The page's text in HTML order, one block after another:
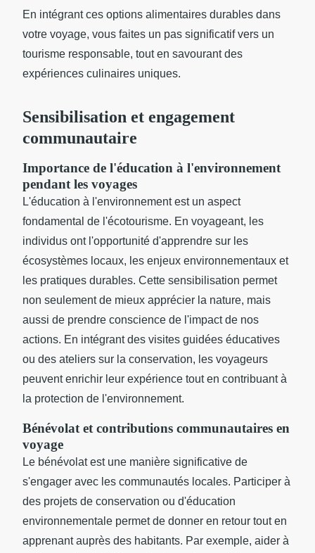
En intégrant ces options alimentaires durables dans
votre voyage, vous faites un pas significatif vers un
tourisme responsable, tout en savourant des
expériences culinaires uniques.
Sensibilisation et engagement
communautaire
Importance de l'éducation à l'environnement
pendant les voyages
L'éducation à l'environnement est un aspect
fondamental de l'écotourisme. En voyageant, les
individus ont l'opportunité d'apprendre sur les
écosystèmes locaux, les enjeux environnementaux et
les pratiques durables. Cette sensibilisation permet
non seulement de mieux apprécier la nature, mais
aussi de prendre conscience de l'impact de nos
actions. En intégrant des visites guidées éducatives
ou des ateliers sur la conservation, les voyageurs
peuvent enrichir leur expérience tout en contribuant à
la protection de l'environnement.
Bénévolat et contributions communautaires en
voyage
Le bénévolat est une manière significative de
s'engager avec les communautés locales. Participer à
des projets de conservation ou d'éducation
environnementale permet de donner en retour tout en
apprenant auprès des habitants. Par exemple, aider à